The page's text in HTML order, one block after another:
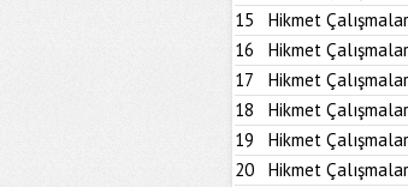
15
Hikmet
16
Hikmet
17
Hikmet
18
Hikmet
19
Hikmet
20
Hikmet